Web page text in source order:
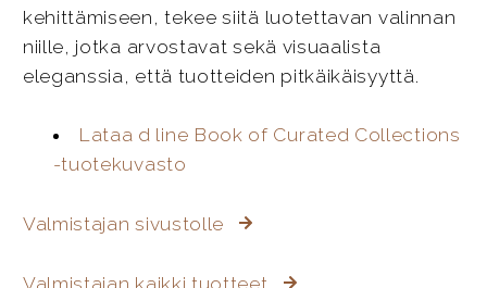
kehittämiseen, tekee siitä luotettavan valinnan
niille, jotka arvostavat sekä visuaalista
eleganssia, että tuotteiden pitkäikäisyyttä.
Lataa d line Book of Curated Collections
-tuotekuvasto
Valmistajan sivustolle
Valmistajan kaikki tuotteet